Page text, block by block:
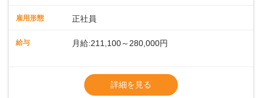
や歩行数が約40%も削減されました！また、配膳ロボットに
なDX（デジタルトランスフォーメーション）の取り組みを進
います。私たちは、多様な働き方を提供し、ライフステージ
に合わせた柔軟な勤務時間や働きやすい環境を整えていま
雇用形態 正社員
給与 月給:211,100～280,000円
※残業代全額支給
※経験に応じて応相談①ナショナル社員：月
詳細を見る